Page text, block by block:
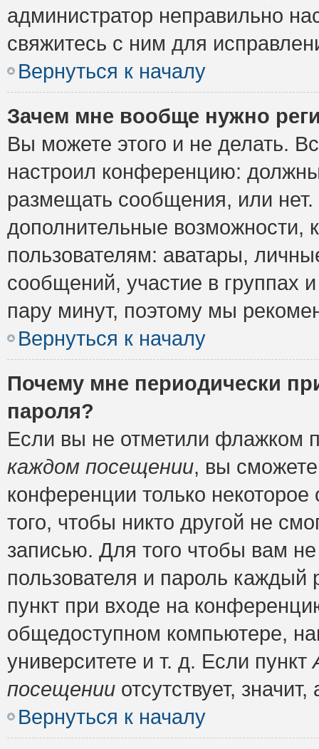
администратор неправильно
свяжитесь с ним для
Вернуться к началу
Зачем мне вообще нужно
Вы можете этого и не делать.
настроил конференцию:
размещать сообщения, или
дополнительные возможности,
пользователям: аватары,
сообщений, участие в группах
пару минут, поэтому мы
Вернуться к началу
Почему мне периодически
пароля?
Если вы не отметили флажком
каждом посещении, вы
конференции только
того, чтобы никто другой не
записью. Для того чтобы вам
пользователя и пароль
пункт при входе на
общедоступном компьютере,
университете и т. д. Если пункт
посещении отсутствует,
Вернуться к началу